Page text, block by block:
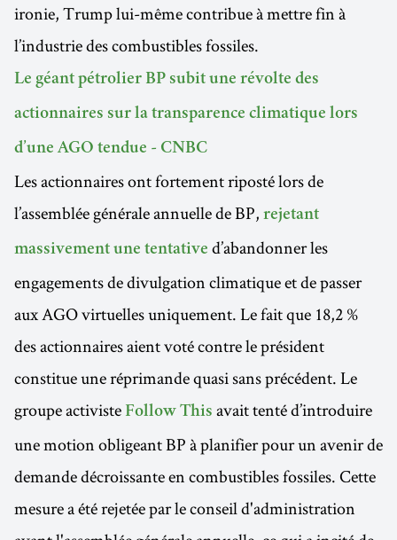
ironie, Trump lui-même contribue à mettre fin à
l’industrie des combustibles fossiles.
Le géant pétrolier BP subit une révolte des
actionnaires sur la transparence climatique lors
d’une AGO tendue - CNBC
Les actionnaires ont fortement riposté lors de
l’assemblée générale annuelle de BP, rejetant
massivement une tentative d’abandonner les
engagements de divulgation climatique et de passer
aux AGO virtuelles uniquement. Le fait que 18,2 %
des actionnaires aient voté contre le président
constitue une réprimande quasi sans précédent. Le
groupe activiste Follow This avait tenté d’introduire
une motion obligeant BP à planifier pour un avenir de
demande décroissante en combustibles fossiles. Cette
mesure a été rejetée par le conseil d'administration